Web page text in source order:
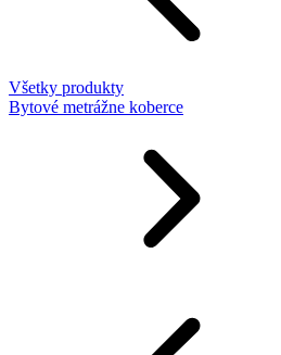
Všetky produkty
Bytové metrážne koberce